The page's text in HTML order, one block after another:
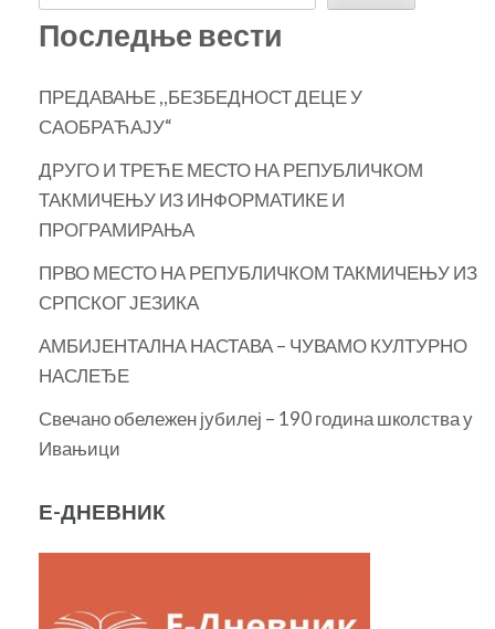
Последње вести
ПРЕДАВАЊЕ ,,БЕЗБЕДНОСТ ДЕЦЕ У
САОБРАЋАЈУ“
ДРУГО И ТРЕЋЕ МЕСТО НА РЕПУБЛИЧКОМ
ТАКМИЧЕЊУ ИЗ ИНФОРМАТИКЕ И
ПРОГРАМИРАЊА
ПРВО МЕСТО НА РЕПУБЛИЧКОМ ТАКМИЧЕЊУ ИЗ
СРПСКОГ ЈЕЗИКА
АМБИЈЕНТАЛНА НАСТАВА – ЧУВАМО КУЛТУРНО
НАСЛЕЂЕ
Свечано обележен јубилеј – 190 година школства у
Ивањици
Е-ДНЕВНИК